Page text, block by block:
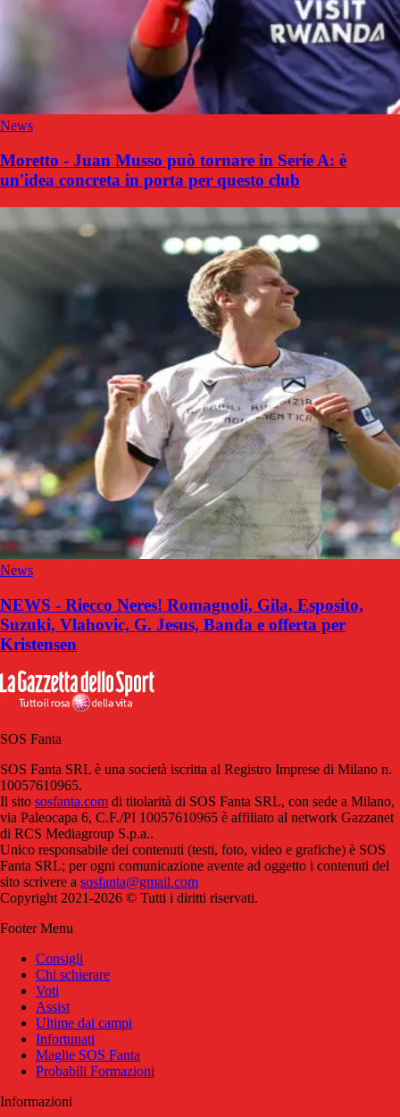
News
Moretto - Juan Musso può tornare in Serie A: è
un'idea concreta in porta per questo club
News
NEWS - Riecco Neres! Romagnoli, Gila, Esposito,
Suzuki, Vlahovic, G. Jesus, Banda e offerta per
Kristensen
SOS Fanta
SOS Fanta SRL è una società iscritta al Registro Imprese di Milano n.
10057610965.
Il sito sosfanta.com di titolarità di SOS Fanta SRL, con sede a Milano,
via Paleocapa 6, C.F./PI 10057610965 è affiliato al network Gazzanet
di RCS Mediagroup S.p.a..
Unico responsabile dei contenuti (testi, foto, video e grafiche) è SOS
Fanta SRL; per ogni comunicazione avente ad oggetto i contenuti del
sito scrivere a sosfanta@gmail.com
Copyright 2021-2026 © Tutti i diritti riservati.
Footer Menu
Consigli
Chi schierare
Voti
Assist
Ultime dai campi
Infortunati
Maglie SOS Fanta
Probabili Formazioni
Informazioni